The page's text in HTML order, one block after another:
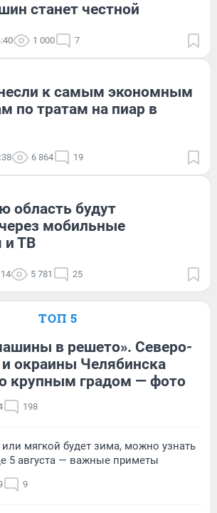
станет честной
1 000 7
к самым экономным
по тратам на пиар в
6 864 19
область будут
мобильные
и ТВ
5 781 25
ТОП 5
в решето». Северо-
окраины Челябинска
крупным градом — фото
198
мягкой будет зима, можно узнать
5 августа — важные приметы
9